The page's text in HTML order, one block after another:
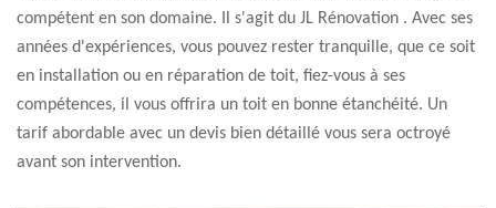
compétent en son domaine. Il s'agit du JL Rénovation . Avec ses
années d'expériences, vous pouvez rester tranquille, que ce soit
en installation ou en réparation de toit, fiez-vous à ses
compétences, il vous offrira un toit en bonne étanchéité. Un
tarif abordable avec un devis bien détaillé vous sera octroyé
avant son intervention.